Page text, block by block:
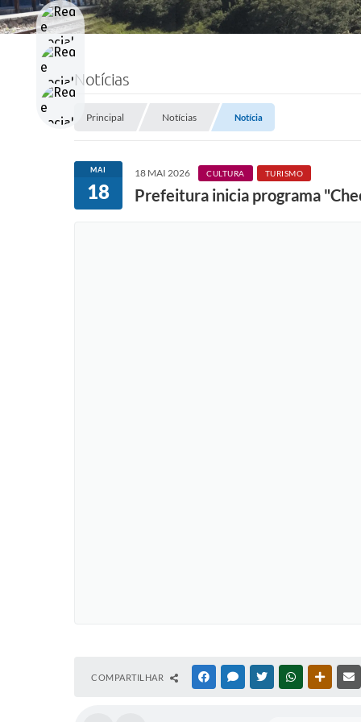
Notícias
Principal Notícias Notícia
MAI
18
18 MAI 2026 CULTURA TURISMO
Prefeitura inicia programa
COMPARTILHAR FACEBOOKMESSENGER
TWITTERWHATSAPP